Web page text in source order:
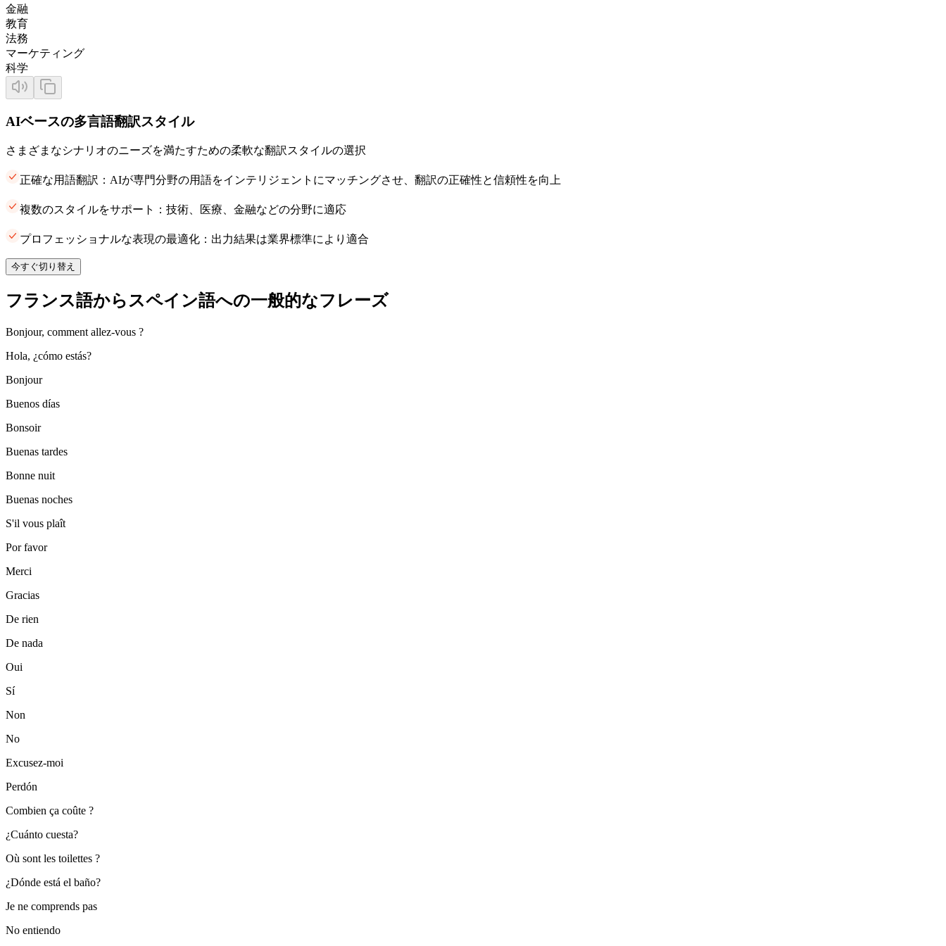
金融
教育
法務
マーケティング
科学
AIベースの多言語翻訳スタイル
さまざまなシナリオのニーズを満たすための柔軟な翻訳スタイルの選択
正確な用語翻訳：AIが専門分野の用語をインテリジェントにマッチングさせ、翻訳の正確性と信頼性を向上
複数のスタイルをサポート：技術、医療、金融などの分野に適応
プロフェッショナルな表現の最適化：出力結果は業界標準により適合
今すぐ切り替え
フランス語からスペイン語への一般的なフレーズ
Bonjour, comment allez-vous ?
Hola, ¿cómo estás?
Bonjour
Buenos días
Bonsoir
Buenas tardes
Bonne nuit
Buenas noches
S'il vous plaît
Por favor
Merci
Gracias
De rien
De nada
Oui
Sí
Non
No
Excusez-moi
Perdón
Combien ça coûte ?
¿Cuánto cuesta?
Où sont les toilettes ?
¿Dónde está el baño?
Je ne comprends pas
No entiendo